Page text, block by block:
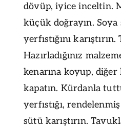
dövüp, iyice inceltin.
küçük doğrayın.
yerfıstığını
Hazırladığınız
kenarına koyup, diğer
kapatın. Kürdanla
yerfıstığı,
sütü karıştırın.